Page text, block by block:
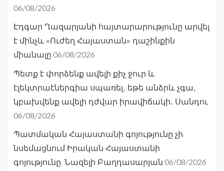
06/08/2026
Էդգար Ղազարյանի հայտարարությունը արվել
է մինչև «Ուժեղ Հայաստան» դաշինքին
միանալը 06/08/2026
Պետք է փորձենք ավելի քիչ ջուր և
էլեկտրաէներգիա սպառել․ եթե անձրև չգա,
կբախվենք ավելի դժվար իրավիճակի․ Սանդու
06/08/2026
Պատմական Հայաստանի գոյությունը չի
նսեմացնում Իրական Հայաստանի
գոյությունը. Նազելի Բաղդասարյան 06/08/2026